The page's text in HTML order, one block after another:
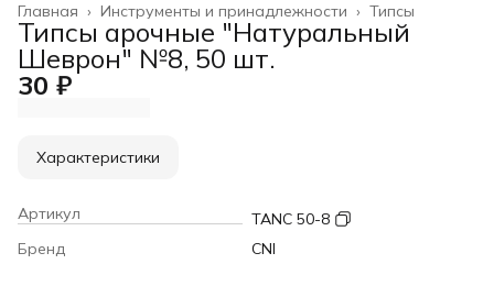
Типсы
Инструменты и принадлежности ›
Главная ›
Типсы арочные "Натуральный
Шеврон" №8, 50 шт.
30 ₽
Характеристики
Артикул
TANC 50-8
Бренд
CNI